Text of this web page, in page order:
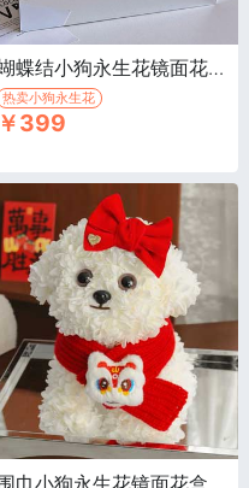
蝴蝶结小狗永生花镜面花盒/玫瑰款·2026新款永生花狗
热卖小狗永生花
￥399